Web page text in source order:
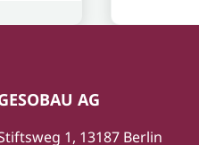
AG
1, 13187 Berlin